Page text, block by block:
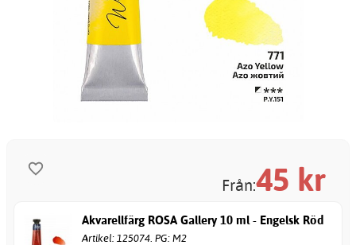
Från:45 kr
Akvarellfärg ROSA Gallery 10 ml - Engelsk Röd
Artikel: 125074. PG: M2